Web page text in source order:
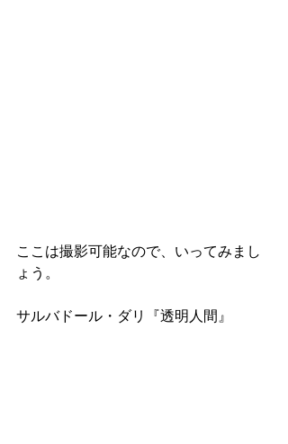
ここは撮影可能なので、いってみまし
ょう。
サルバドール・ダリ『透明人間』